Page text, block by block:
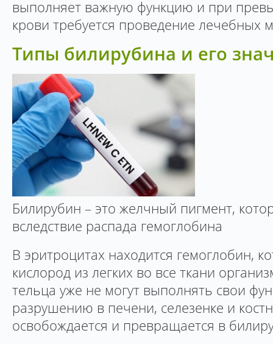
выполняет важную функцию и при
крови требуется проведение лечебных
Типы билирубина и его
Билирубин – это желчный пигмент,
вследствие распада гемоглобина
В эритроцитах находится гемоглобин,
кислород из легких во все ткани
тельца уже не могут выполнять свои
разрушению в печени, селезенке и
освобождается и превращается в